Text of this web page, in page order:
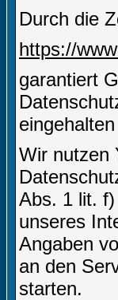
Durch die
https://
garantiert
Wir nutzen
Abs. 1 lit.
unseres
Angaben
an den
starten.